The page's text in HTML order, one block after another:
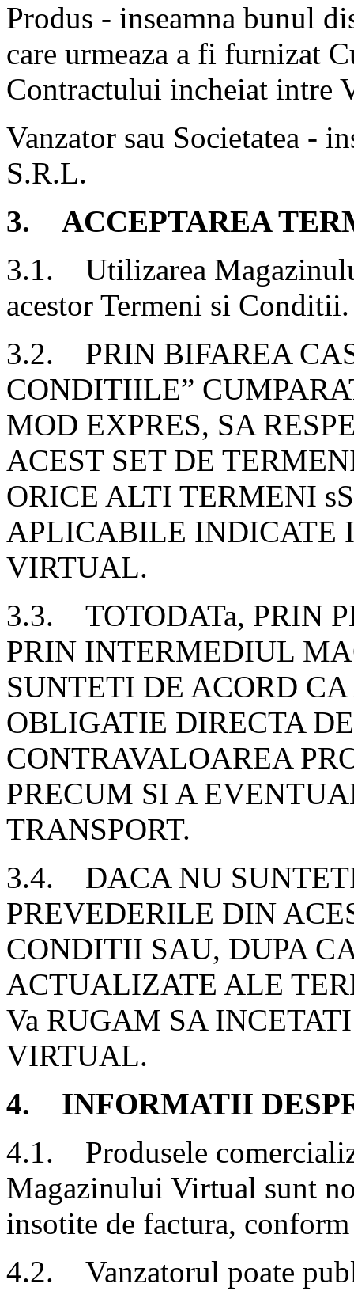
Produs - inseamna bunul
care urmeaza a fi furnizat
Contractului incheiat intre
Vanzator sau Societatea -
S.R.L.
3. ACCEPTAREA
3.1. Utilizarea
acestor Termeni si Conditii.
3.2. PRIN BIFAREA
CONDITIILE”
MOD EXPRES, SA
ACEST SET DE
ORICE ALTI TERMENI
APLICABILE INDICATE
VIRTUAL.
3.3. TOTODATa, PRIN
PRIN INTERMEDIUL
SUNTETI DE ACORD
OBLIGATIE DIRECTA
CONTRAVALOAREA
PRECUM SI A
TRANSPORT.
3.4. DACA NU
PREVEDERILE DIN
CONDITII SAU, DUPA
ACTUALIZATE ALE
Va RUGAM SA
VIRTUAL.
4. INFORMATII
4.1. Produsele
Magazinului Virtual sunt
insotite de factura,
4.2. Vanzatorul poate